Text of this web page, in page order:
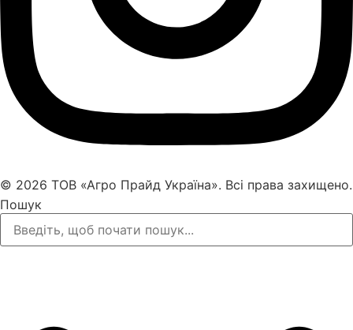
© 2026 ТОВ «Агро Прайд Україна». Всі права захищено.
Пошук